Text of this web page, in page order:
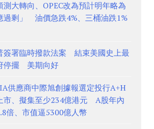
測大轉向、OPEC改為預計明年略為
過剩」 油價急跌4%、三桶油跌1%
簽署臨時撥款法案 結束美國史上最
停擺 美期向好
供應商中際旭創據報選定投行A+H
市、擬集至少234億港元 A股年內
倍、市值逼5300億人幣